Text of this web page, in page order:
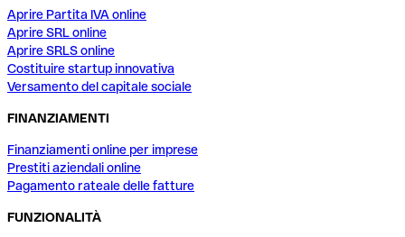
Aprire Partita IVA online
Aprire SRL online
Aprire SRLS online
Costituire startup innovativa
Versamento del capitale sociale
FINANZIAMENTI
Finanziamenti online per imprese
Prestiti aziendali online
Pagamento rateale delle fatture
FUNZIONALITÀ